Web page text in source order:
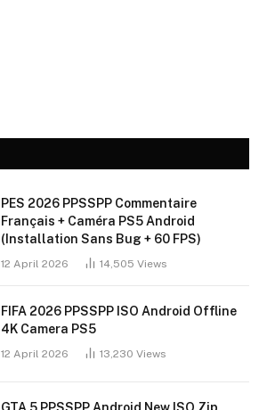
PES 2026 PPSSPP Commentaire
Français + Caméra PS5 Android
(Installation Sans Bug + 60 FPS)
12 April 2026 14,505 Views
FIFA 2026 PPSSPP ISO Android Offline
4K Camera PS5
12 April 2026 13,230 Views